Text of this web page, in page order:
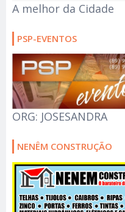
A melhor da Cidade
PSP-EVENTOS
ORG: JOSESANDRA
NENÊM CONSTRUÇÃO